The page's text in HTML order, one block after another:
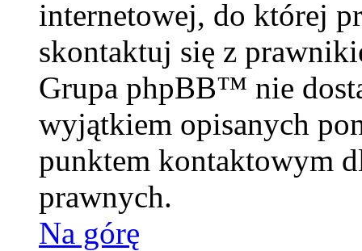
internetowej, do której
skontaktuj się z
Grupa phpBB™ nie
wyjątkiem opisanych
punktem kontaktowym
prawnych.
Na górę